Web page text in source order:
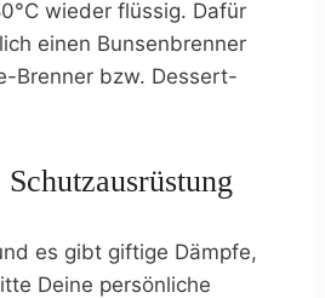
wieder flüssig. Dafür
einen Bunsenbrenner
Brenner bzw. Dessert-
es gibt giftige Dämpfe,
Deine persönliche